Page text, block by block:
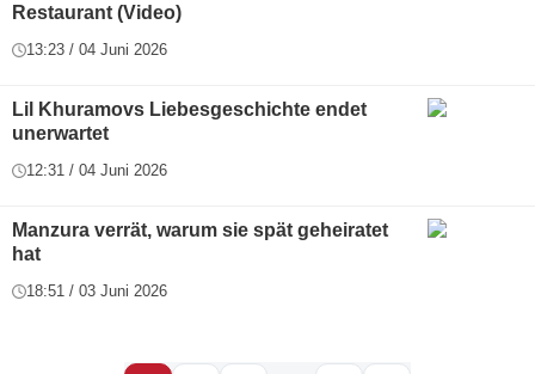
Restaurant (Video)
13:23 / 04 Juni 2026
Lil Khuramovs Liebesgeschichte endet
unerwartet
12:31 / 04 Juni 2026
Manzura verrät, warum sie spät geheiratet
hat
18:51 / 03 Juni 2026